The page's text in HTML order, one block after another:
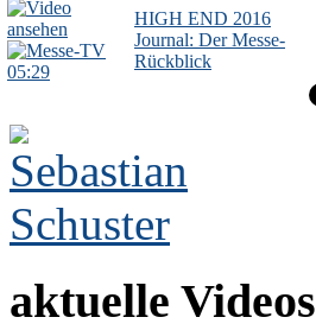
05:29
HIGH END 2016
Journal: Der Messe-
Rückblick
aktuelle Videos